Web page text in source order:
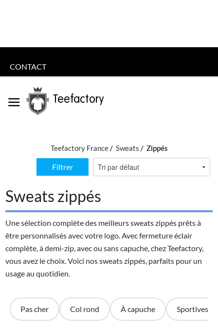
CONTACT
Teefactory
Teefactory France Sweats Zippés
Filtrer
Sweats zippés
Une sélection complète des meilleurs sweats zippés prêts à
être personnalisés avec votre logo. Avec fermeture éclair
complète, à demi-zip, avec ou sans capuche, chez Teefactory,
vous avez le choix. Voici nos sweats zippés, parfaits pour un
usage au quotidien.
Pas cher Col rond À capuche Sportives